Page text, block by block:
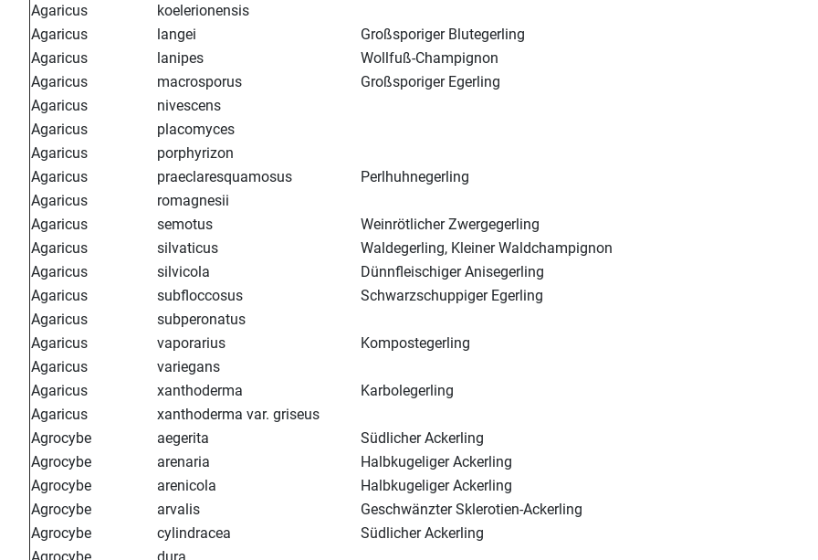
Agaricus
koelerionensis
Agaricus
langei
Großsporiger Blutegerling
Agaricus
lanipes
Wollfuß-Champignon
Agaricus
macrosporus
Großsporiger Egerling
Agaricus
nivescens
Agaricus
placomyces
Agaricus
porphyrizon
Agaricus
praeclaresquamosus
Perlhuhnegerling
Agaricus
romagnesii
Agaricus
semotus
Weinrötlicher Zwergegerling
Agaricus
silvaticus
Waldegerling, Kleiner Waldchampignon
Agaricus
silvicola
Dünnfleischiger Anisegerling
Agaricus
subfloccosus
Schwarzschuppiger Egerling
Agaricus
subperonatus
Agaricus
vaporarius
Kompostegerling
Agaricus
variegans
Agaricus
xanthoderma
Karbolegerling
Agaricus
xanthoderma var. griseus
Agrocybe
aegerita
Südlicher Ackerling
Agrocybe
arenaria
Halbkugeliger Ackerling
Agrocybe
arenicola
Halbkugeliger Ackerling
Agrocybe
arvalis
Geschwänzter Sklerotien-Ackerling
Agrocybe
cylindracea
Südlicher Ackerling